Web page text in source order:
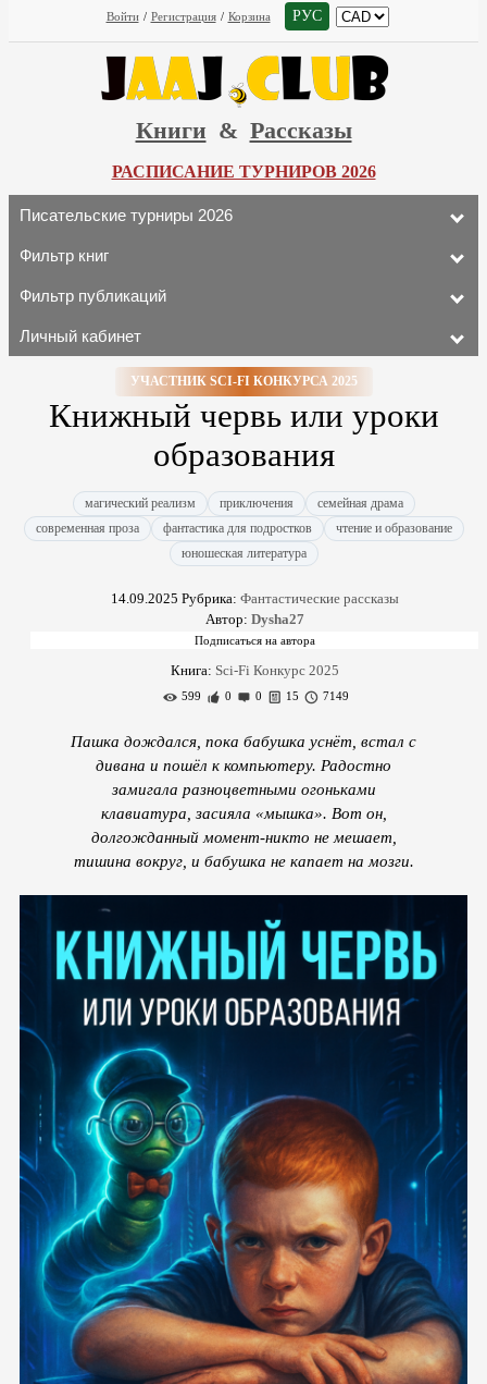
Войти / Регистрация / Корзина РУС
Книги & Рассказы
РАСПИСАНИЕ ТУРНИРОВ 2026
Писательские турниры 2026
Фильтр книг
Фильтр публикаций
Личный кабинет
УЧАСТНИК SCI-FI КОНКУРСА 2025
Книжный червь или уроки
образования
магический реализм приключения
семейная драма
современная проза
фантастика для подростков
чтение и образование
юношеская литература
14.09.2025 Рубрика: Фантастические рассказы
Автор: Dysha27
Книга: Sci-Fi Конкурс 2025
599 0 0 15 7149
Пашка дождался, пока бабушка уснёт, встал с
дивана и пошёл к компьютеру. Радостно
замигала разноцветными огоньками
клавиатура, засияла «мышка». Вот он,
долгожданный момент-никто не мешает,
тишина вокруг, и бабушка не капает на мозги.